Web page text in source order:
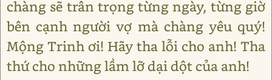
chàng sẽ trân trọng từng ngày, từng giờ
bên cạnh người vợ mà chàng yêu quý!
Mộng Trinh ơi! Hãy tha lỗi cho anh! Tha
thứ cho những lầm lỡ dại dột của anh!